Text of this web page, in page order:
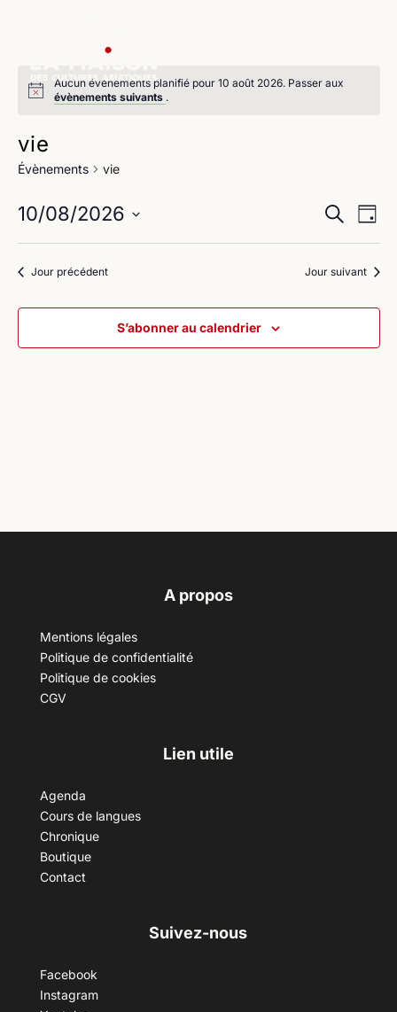
Aucun évènements planifié pour 10 août 2026. Passer aux
évènements suivants .
vie
Évènements vie
et
de
vues
Recherche
de
Jour
10/08/2026
date.Jour précédent Jour suivant
S’abonner au calendrier
A propos
Mentions légales
Politique de confidentialité
Politique de cookies
CGV
Lien utile
Agenda
Cours de langues
Chronique
Boutique
Contact
Suivez-nous
Facebook
Instagram